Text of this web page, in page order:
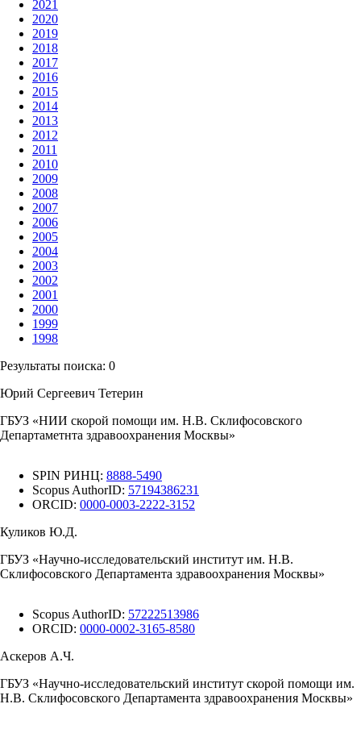
2021
2020
2019
2018
2017
2016
2015
2014
2013
2012
2011
2010
2009
2008
2007
2006
2005
2004
2003
2002
2001
2000
1999
1998
Результаты поиска: 0
Юрий Сергеевич Тетерин
ГБУЗ «НИИ скорой помощи им. Н.В. Склифосовского
Департаметнта здравоохранения Москвы»
SPIN РИНЦ: 8888-5490
Scopus AuthorID: 57194386231
ORCID: 0000-0003-2222-3152
Куликов Ю.Д.
ГБУЗ «Научно-исследовательский институт им. Н.В.
Склифосовского Департамента здравоохранения Москвы»
Scopus AuthorID: 57222513986
ORCID: 0000-0002-3165-8580
Аскеров А.Ч.
ГБУЗ «Научно-исследовательский институт скорой помощи им.
Н.В. Склифосовского Департамента здравоохранения Москвы»